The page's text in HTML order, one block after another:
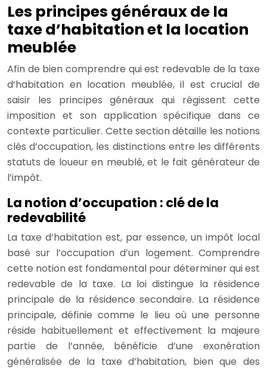
Les principes généraux de la
taxe d’habitation et la location
meublée
Afin de bien comprendre qui est redevable de la taxe
d’habitation en location meublée, il est crucial de
saisir les principes généraux qui régissent cette
imposition et son application spécifique dans ce
contexte particulier. Cette section détaille les notions
clés d’occupation, les distinctions entre les différents
statuts de loueur en meublé, et le fait générateur de
l’impôt.
La notion d’occupation : clé de la
redevabilité
La taxe d’habitation est, par essence, un impôt local
basé sur l’occupation d’un logement. Comprendre
cette notion est fondamental pour déterminer qui est
redevable de la taxe. La loi distingue la résidence
principale de la résidence secondaire. La résidence
principale, définie comme le lieu où une personne
réside habituellement et effectivement la majeure
partie de l’année, bénéficie d’une exonération
généralisée de la taxe d’habitation, bien que des